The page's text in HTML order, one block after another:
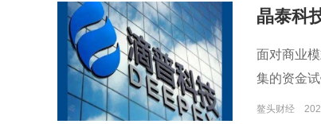
晶泰科
面对商业
集的资金
鳌头财经